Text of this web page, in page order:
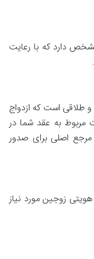
دارد که با رعایت
و طلاقی است که ازدواج
مربوط به عقد شما در
مرجع اصلی برای صدور
زوجین مورد نیاز